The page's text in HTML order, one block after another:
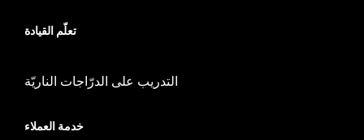
تعلّم القيادة
التدريب على الدرّاجات الناريّة
خدمة العملاء